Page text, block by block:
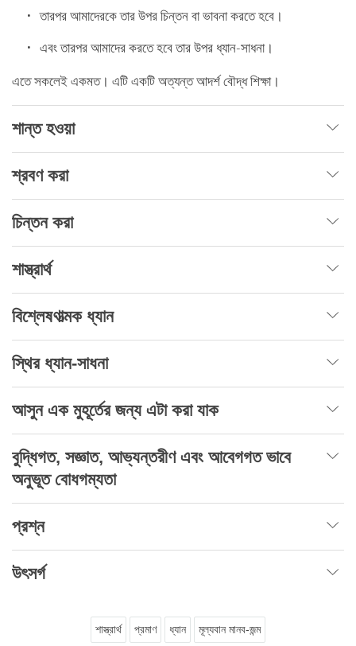
তারপর আমাদেরকে তার উপর চিন্তন বা ভাবনা করতে হবে।
এবং তারপর আমাদের করতে হবে তার উপর ধ্যান-সাধনা।
এতে সকলেই একমত। এটি একটি অত্যন্ত আদর্শ বৌদ্ধ শিক্ষা।
শান্ত হওয়া
শ্রবণ করা
চিন্তন করা
শাস্ত্রার্থ
বিশ্লেষণাত্মক ধ্যান
স্থির ধ্যান-সাধনা
আসুন এক মুহূর্তের জন্য এটা করা যাক
বুদ্ধিগত, সজ্ঞাত, আভ্যন্তরীণ এবং আবেগগত ভাবে
অনুভূত বোধগম্যতা
প্রশ্ন
উৎসর্গ
শাস্ত্রার্থ প্রমাণ ধ্যান মূল্যবান মানব-জন্ম